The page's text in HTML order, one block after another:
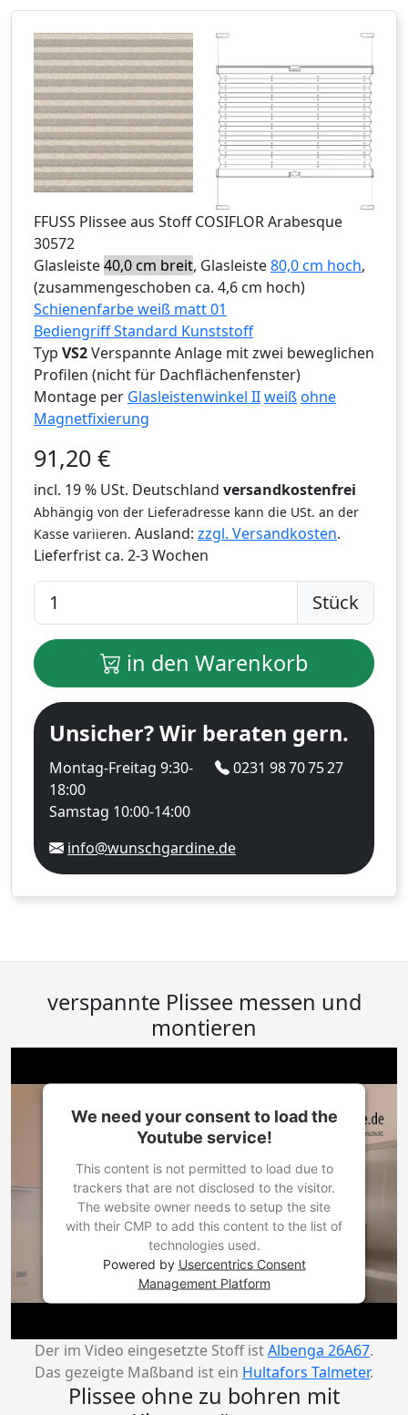
FFUSS Plissee aus Stoff COSIFLOR Arabesque
30572
Glasleiste40,0 cm breit, Glasleiste80,0 cm hoch,
(zusammengeschoben ca. 4,6 cm hoch)
Schienenfarbe weiß matt 01
Bediengriff Standard Kunststoff
Typ VS2Verspannte Anlage mit zwei beweglichen
Profilen (nicht für Dachflächenfenster)
Montage per Glasleistenwinkel IIweißohne
Magnetfixierung
91,20 €
incl. 19 % USt. Deutschland versandkostenfrei
Abhängig von der Lieferadresse kann die USt. an der
Kasse variieren. Ausland: zzgl. Versandkosten.
Lieferfrist ca. 2-3 Wochen
Stück
in den Warenkorb
Unsicher? Wir beraten gern.
Montag-Freitag 9:30-
18:00
Samstag 10:00-14:00
0231 98 70 75 27
info@wunschgardine.de
verspannte Plissee messen und
montieren
We need your consent to load the
Youtube service!
This content is not permitted to load due to
trackers that are not disclosed to the visitor.
The website owner needs to setup the site
with their CMP to add this content to the list of
technologies used.
Powered by Usercentrics Consent
Management Platform
Der im Video eingesetzte Stoff istAlbenga 26A67.
Das gezeigte Maßband ist ein Hultafors Talmeter.
Plissee ohne zu bohren mit